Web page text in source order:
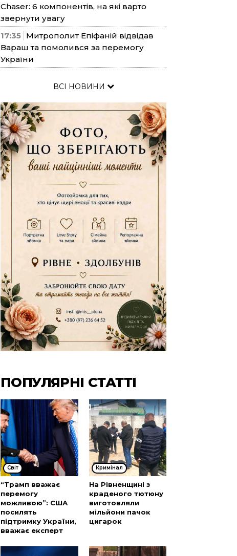
Chaser: 6 компонентів, на які варто
звернути увагу
17:35 Митрополит Епіфаній відвідав
Вараш та помолився за перемогу
України
ВСІ НОВИНИ
ПОПУЛЯРНІ СТАТТІ
Cвіт
“Трамп вважає
перемогу
можливою”: США
посилять
підтримку України,
вважає експерт
Кримінал
На Рівненщині з
краденого тютюну
виготовляли
мільйони пачок
цигарок